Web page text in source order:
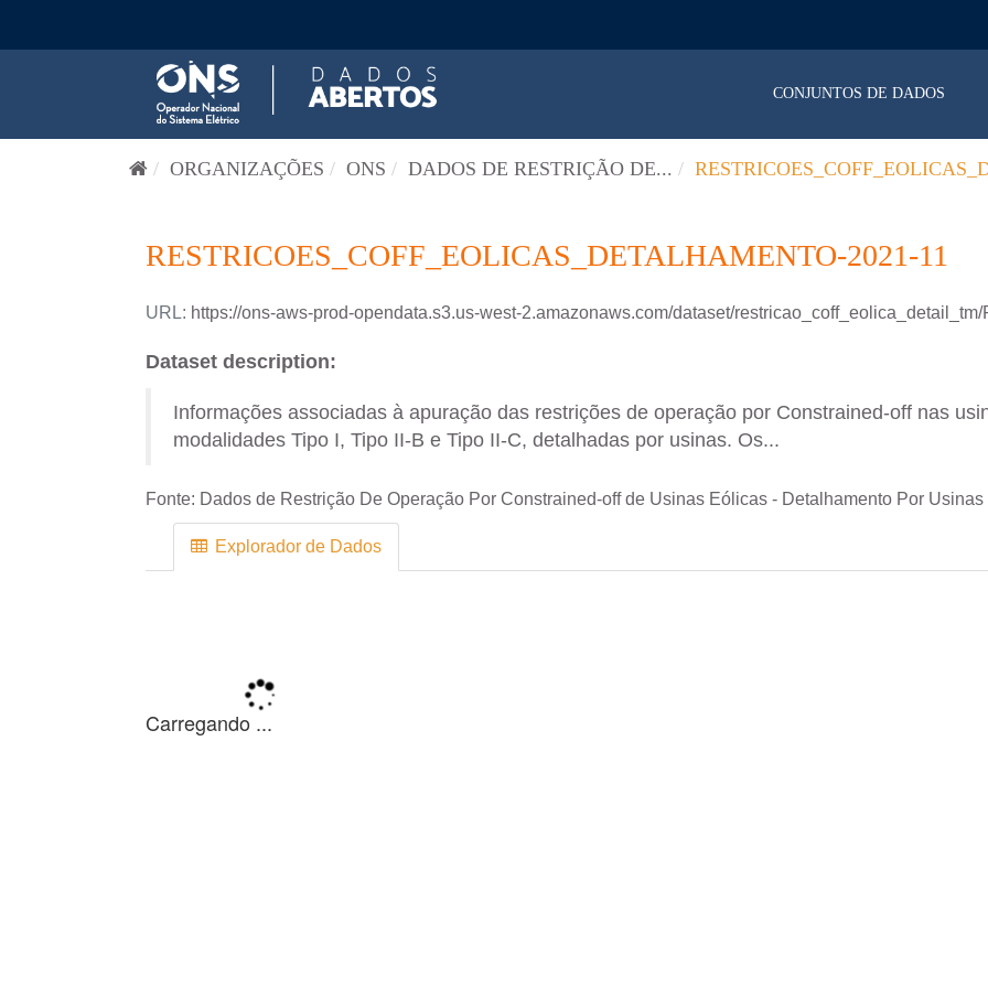
CONJUNTOS DE DADOS
ORGANIZAÇÕES ONS DADOS DE RESTRIÇÃO DE...
RESTRICOES_COFF_EOLICAS_DETALHAMENTO-2021-11
URL: https://ons-aws-prod-opendata.s3.us-west-2.amazonaws.com/dataset/restricao_coff_eolica_detail_tm/
Dataset description:
Informações associadas à apuração das restrições de operação por Constrained-off nas
modalidades Tipo I, Tipo II-B e Tipo II-C, detalhadas por usinas. Os...
Fonte: Dados de Restrição De Operação Por Constrained-off de Usinas Eólicas - Detalhamento Por Usinas
Explorador de Dados